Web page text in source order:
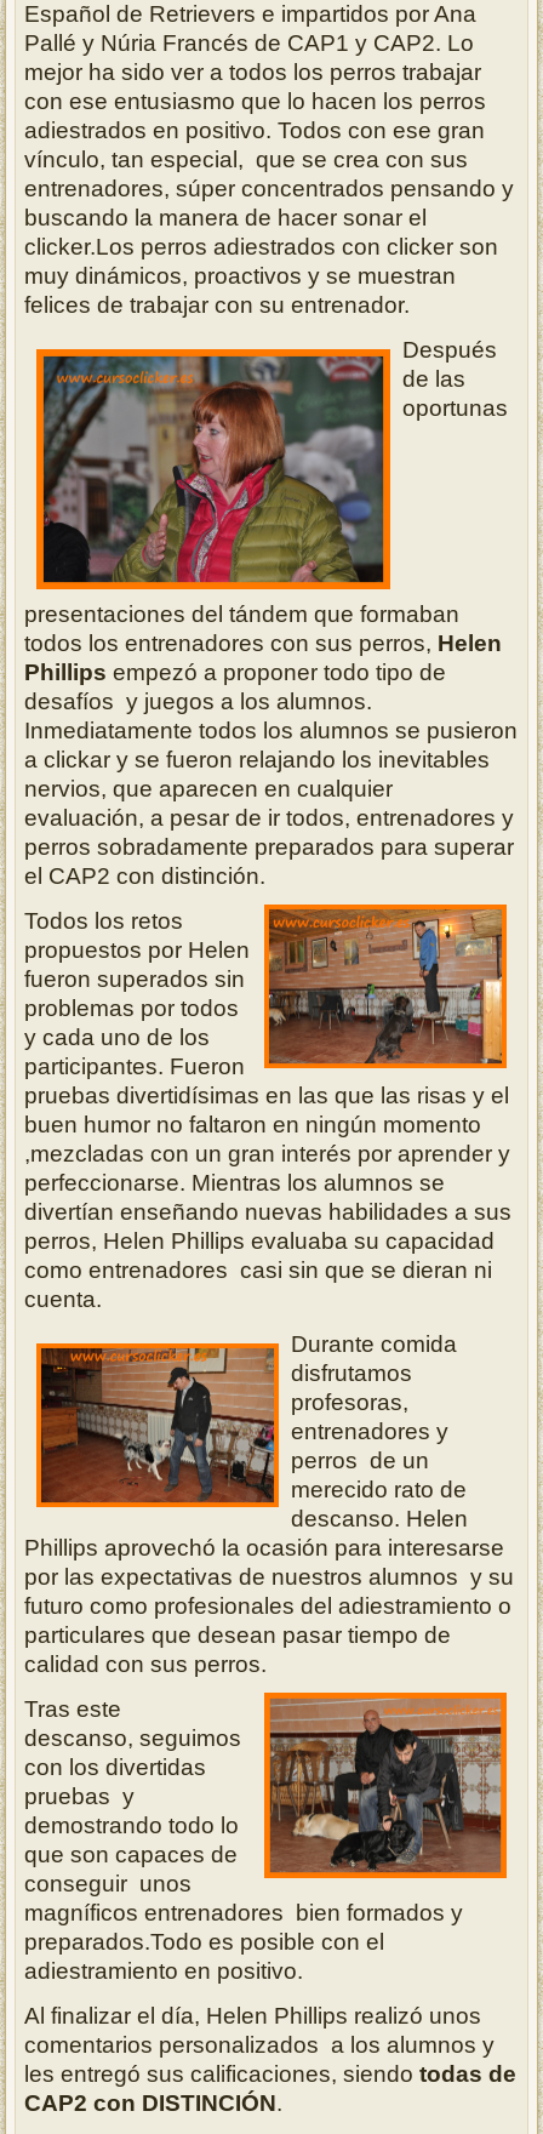
Español de Retrievers e impartidos por Ana
Pallé y Núria Francés de CAP1 y CAP2. Lo
mejor ha sido ver a todos los perros trabajar
con ese entusiasmo que lo hacen los perros
adiestrados en positivo. Todos con ese gran
vínculo, tan especial, que se crea con sus
entrenadores, súper concentrados pensando y
buscando la manera de hacer sonar el
clicker.Los perros adiestrados con clicker son
muy dinámicos, proactivos y se muestran
felices de trabajar con su entrenador.
Después
de las
oportunas
presentaciones del tándem que formaban
todos los entrenadores con sus perros, Helen
Phillips empezó a proponer todo tipo de
desafíos y juegos a los alumnos.
Inmediatamente todos los alumnos se pusieron
a clickar y se fueron relajando los inevitables
nervios, que aparecen en cualquier
evaluación, a pesar de ir todos, entrenadores y
perros sobradamente preparados para superar
el CAP2 con distinción.
Todos los retos
propuestos por Helen
fueron superados sin
problemas por todos
y cada uno de los
participantes. Fueron
pruebas divertidísimas en las que las risas y el
buen humor no faltaron en ningún momento
,mezcladas con un gran interés por aprender y
perfeccionarse. Mientras los alumnos se
divertían enseñando nuevas habilidades a sus
perros, Helen Phillips evaluaba su capacidad
como entrenadores casi sin que se dieran ni
cuenta.
Durante comida
disfrutamos
profesoras,
entrenadores y
perros de un
merecido rato de
descanso. Helen
Phillips aprovechó la ocasión para interesarse
por las expectativas de nuestros alumnos y su
futuro como profesionales del adiestramiento o
particulares que desean pasar tiempo de
calidad con sus perros.
Tras este
descanso, seguimos
con los divertidas
pruebas y
demostrando todo lo
que son capaces de
conseguir unos
magníficos entrenadores bien formados y
preparados.Todo es posible con el
adiestramiento en positivo.
Al finalizar el día, Helen Phillips realizó unos
comentarios personalizados a los alumnos y
les entregó sus calificaciones, siendo todas de
CAP2 con DISTINCIÓN.